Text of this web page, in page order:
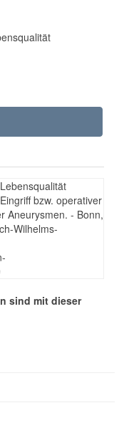
bzw. operativer
Aneurysmen. - Bonn,
Wilhelms-
sind mit dieser